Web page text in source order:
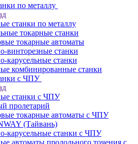
по металлу
станки по металлу
токарные станки
токарные автоматы
винторезные станки
карусельные станки
комбинированные станки
с ЧПУ
станки с ЧПУ
пролетарий
токарные автоматы с ЧПУ
(Тайвань)
карусельные станки с ЧПУ
автоматы продольного точения с